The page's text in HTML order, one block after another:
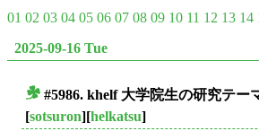
01 02 03 04 05 06 07 08 09 10 11 12 13 14
2025-09-16 Tue
#5986. khelf 大学院生の研究テー
[sotsuron][helkatsu]